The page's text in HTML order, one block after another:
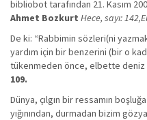
bibliobottarafından 21. Kasım
Ahmet Bozkurt Hece, sayı:
De ki: “Rabbimin sözleri(ni
yardım için bir benzerini (bir o
tükenmeden önce, elbette
109.
Dünya, çılgın bir ressamın
yığınından, durmadan bizim